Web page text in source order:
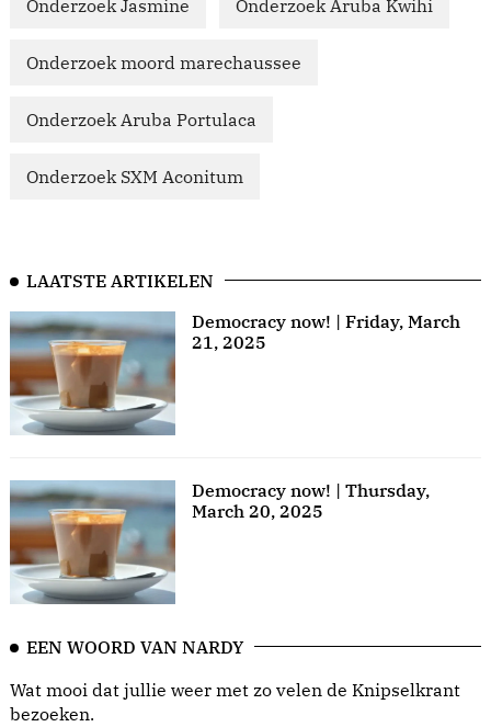
Onderzoek Jasmine Onderzoek Aruba Kwihi
Onderzoek moord marechaussee
Onderzoek Aruba Portulaca
Onderzoek SXM Aconitum
LAATSTE ARTIKELEN
Democracy now! | Friday, March
21, 2025
Democracy now! | Thursday,
March 20, 2025
EEN WOORD VAN NARDY
Wat mooi dat jullie weer met zo velen de Knipselkrant
bezoeken.